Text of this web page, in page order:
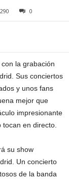
0
la grabación
Sus conciertos
y unos fans
mejor que
impresionante
en directo.
su show
Un concierto
de la banda